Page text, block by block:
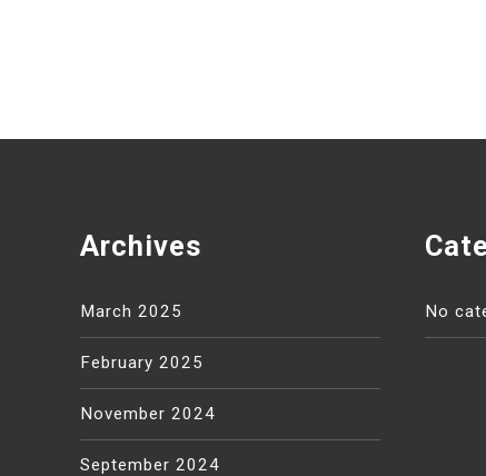
Archives
March 2025
February 2025
November 2024
September 2024
No